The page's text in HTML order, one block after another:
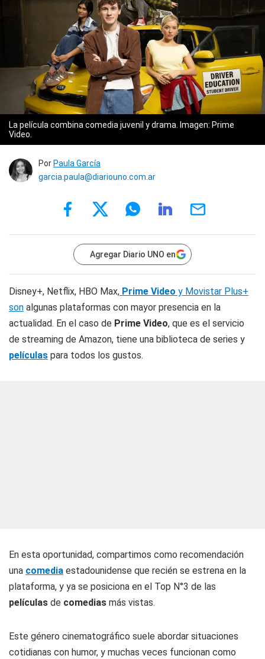
La película combina comedia juvenil y drama. Imagen: Prime
Video.
Por Paula García
garcia.paula@diariouno.com.ar
Agregar Diario UNO en
Disney+, Netflix, HBO Max, Prime Video y Movistar Plus+
son algunas plataformas con mayor presencia en la
actualidad. En el caso de Prime Video, que es el servicio
de streaming de Amazon, tiene una biblioteca de series y
películas para todos los gustos.
En esta oportunidad, compartimos como recomendación
una comedia estadounidense que recién se estrena en la
plataforma, y ya se posiciona en el Top N°3 de las
películas de comedias más vistas.
Este género cinematográfico suele abordar situaciones
cotidianas con humor, y muchas veces funcionan como